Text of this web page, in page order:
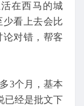
在西马的城
少看上去会比
对错，帮客
3个月，基本
已经是批文下